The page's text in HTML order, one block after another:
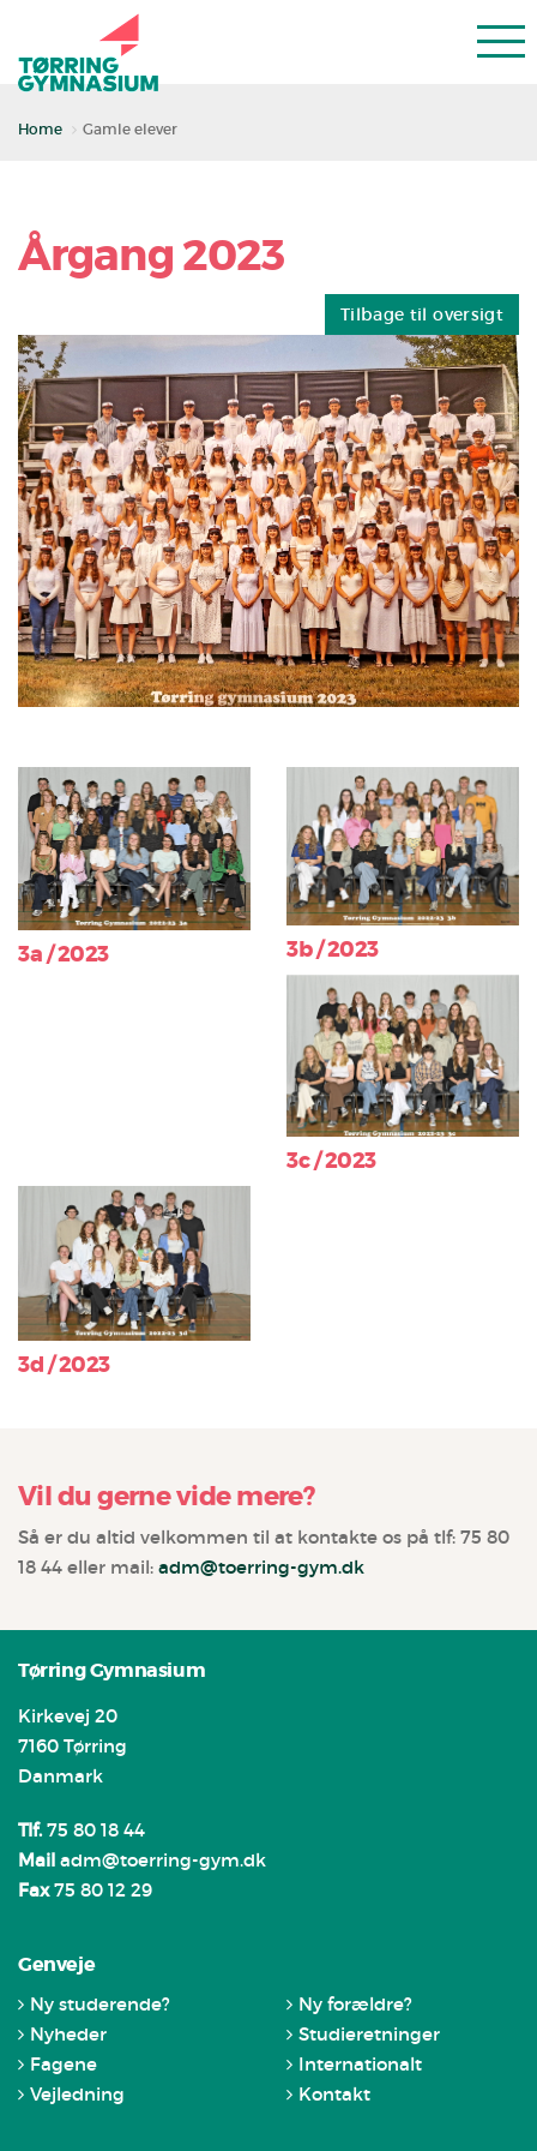
Home Gamle elever
Årgang 2023
Tilbage til oversigt
3a / 2023 3b / 2023
3c / 2023
3d / 2023
Vil du gerne vide mere?
Så er du altid velkommen til at kontakte os på tlf: 75 80
18 44 eller mail: adm@toerring-gym.dk
Tørring Gymnasium
Kirkevej 20
7160 Tørring
Danmark
Tlf.75 80 18 44
Mail adm@toerring-gym.dk
Fax 75 80 12 29
Genveje
Ny studerende?
Ny forældre?
Nyheder
Studieretninger
Fagene
Internationalt
Vejledning
Kontakt